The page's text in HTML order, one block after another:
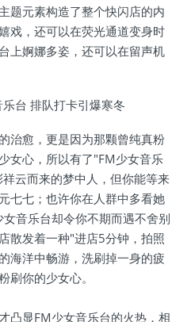
题元素构造了整个快闪店的内
戏，还可以在荧光通道变身时
上婀娜多姿，还可以在留声机
治愈，更是因为那颗曾纯真粉
女心，所以有了"FM少女音乐
云而来的梦中人，但你能等来
七七；也许你在人群中多看她
音乐台却令你不期而遇不舍别
散发着一种"进店5分钟，拍照
海洋中畅游，洗刷掉一身的疲
刷你的少女心。
凸显FM少女音乐台的火热，相